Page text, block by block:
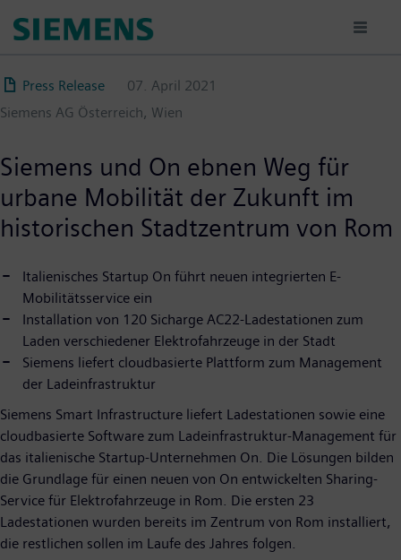
zum
Press Release
07. April 2021
Siemens AG Österreich, Wien
Siemens und On ebnen Weg für
urbane Mobilität der Zukunft im
historischen Stadtzentrum von Rom
Italienisches Startup On führt neuen integrierten E-
Mobilitätsservice ein
Installation von 120 Sicharge AC22-Ladestationen zum
Laden verschiedener Elektrofahrzeuge in der Stadt
Siemens liefert cloudbasierte Plattform zum Management
der Ladeinfrastruktur
Siemens Smart Infrastructure liefert Ladestationen sowie eine
cloudbasierte Software zum Ladeinfrastruktur-Management für
das italienische Startup-Unternehmen On. Die Lösungen bilden
die Grundlage für einen neuen von On entwickelten Sharing-
Service für Elektrofahrzeuge in Rom. Die ersten 23
Ladestationen wurden bereits im Zentrum von Rom installiert,
die restlichen sollen im Laufe des Jahres folgen.